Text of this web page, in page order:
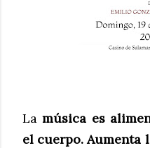
Lamúsica es
el cuerpo. Aumenta